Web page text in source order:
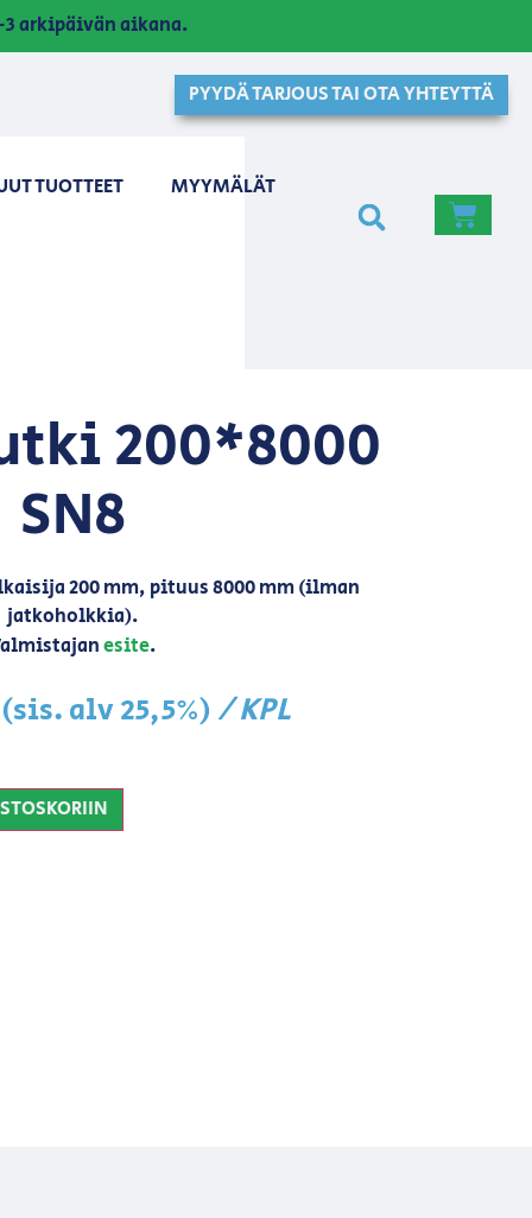
arkipäivän aikana.
PYYDÄ TARJOUS TAI OTA YHTEYTTÄ
TUOTTEET MYYMÄLÄT
200*8000
SN8
200 mm, pituus 8000 mm (ilman
jatkoholkkia).
esite.
(sis. alv 25,5%)/ KPL